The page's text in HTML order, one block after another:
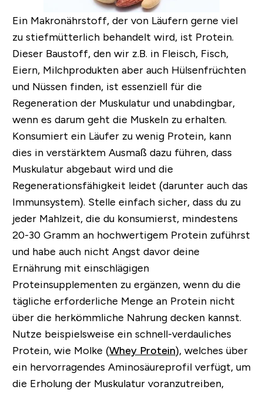
Ein Makronährstoff, der von Läufern gerne viel
zu stiefmütterlich behandelt wird, ist Protein.
Dieser Baustoff, den wir z.B. in Fleisch, Fisch,
Eiern, Milchprodukten aber auch Hülsenfrüchten
und Nüssen finden, ist essenziell für die
Regeneration der Muskulatur und unabdingbar,
wenn es darum geht die Muskeln zu erhalten.
Konsumiert ein Läufer zu wenig Protein, kann
dies in verstärktem Ausmaß dazu führen, dass
Muskulatur abgebaut wird und die
Regenerationsfähigkeit leidet (darunter auch das
Immunsystem). Stelle einfach sicher, dass du zu
jeder Mahlzeit, die du konsumierst, mindestens
20-30 Gramm an hochwertigem Protein zuführst
und habe auch nicht Angst davor deine
Ernährung mit einschlägigen
Proteinsupplementen zu ergänzen, wenn du die
tägliche erforderliche Menge an Protein nicht
über die herkömmliche Nahrung decken kannst.
Nutze beispielsweise ein schnell-verdauliches
Protein, wie Molke (Whey Protein), welches über
ein hervorragendes Aminosäureprofil verfügt, um
die Erholung der Muskulatur voranzutreiben,